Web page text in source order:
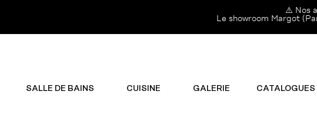
⚠️ Nos
Le showroom Margot
SALLE DE BAINS CUISINE GALERIE CATALOGUES